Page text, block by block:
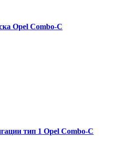
Opel Combo-С
тип 1 Opel Combo-С